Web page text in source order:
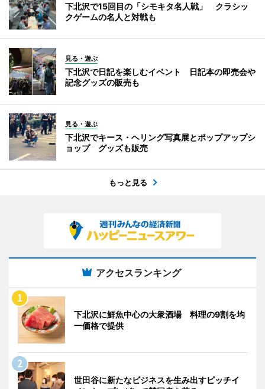
下北沢で15回目の「シモキタ名人戦」 クラシッ
クゲームの名人と対戦も
見る・遊ぶ
下北沢で日記を楽しむイベント 日記本の即売会や
記念グッズの販売も
見る・遊ぶ
下北沢でキース・ヘリング写真展とポップアップシ
ョップ グッズも販売
もっと見る
アクセスランキング
下北沢に鮮魚中心の大衆酒場 料理の9割を均
一価格で提供
世田谷に新たなビジネスを生み出すピッチイ